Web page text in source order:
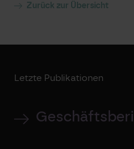
Zurück zur Übersicht
Letzte Publikationen